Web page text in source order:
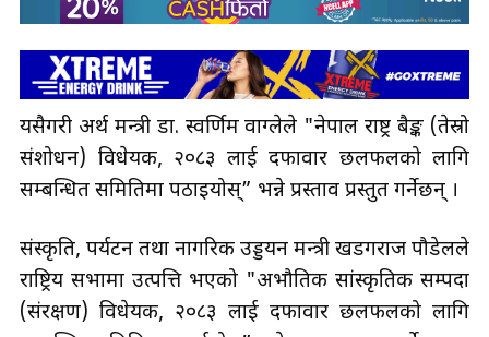
यसैगरी अर्थ मन्त्री डा. स्वर्णिम वाग्लेले "नेपाल राष्ट्र बैङ्क (तेस्रो
संशोधन) विधेयक, २०८३ लाई दफावार छलफलको लागि
सम्बन्धित समितिमा पठाइयोस्” भन्ने प्रस्ताव प्रस्तुत गर्नेछन् ।
राष्ट्रिय सभामा उत्पत्ति भएको "अभौतिक सांस्कृतिक सम्पदा
(संरक्षण) विधेयक, २०८३ लाई दफावार छलफलको लागि
सम्बन्धित समितिमा पठाईयोस्” भन्ने प्रस्ताव प्रस्तुत गर्नेछन् ।